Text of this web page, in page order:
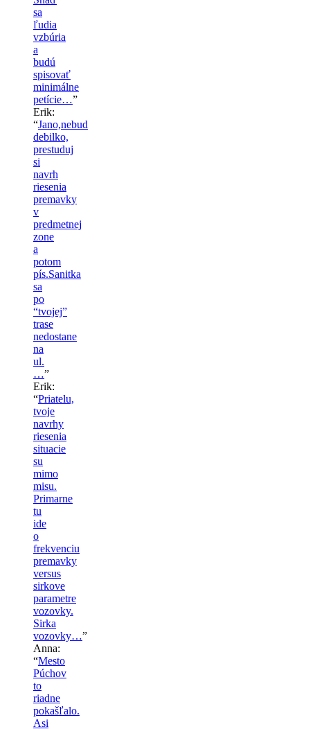
sa
ľudia
vzbúria
a
budú
spisovať
minimálne
petície…”
Erik:
“Jano,nebud
debilko,
prestuduj
si
navrh
riesenia
premavky
v
predmetnej
zone
a
potom
pís.Sanitka
sa
po
“tvojej”
trase
nedostane
na
ul.
…”
Erik:
“Priatelu,
tvoje
navrhy
riesenia
situacie
su
mimo
misu.
Primarne
tu
ide
o
frekvenciu
premavky
versus
sirkove
parametre
vozovky.
Sirka
vozovky…”
Anna:
“Mesto
Púchov
to
riadne
pokašľalo.
Asi